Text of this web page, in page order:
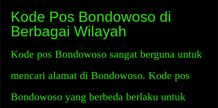
Kode Pos Bondowoso di
Berbagai Wilayah
Kode pos Bondowoso sangat berguna untuk
mencari alamat di Bondowoso. Kode pos
Bondowoso yang berbeda berlaku untuk